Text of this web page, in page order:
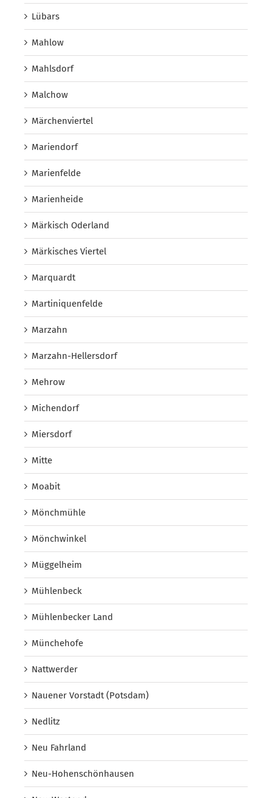
Lübars
Mahlow
Mahlsdorf
Malchow
Märchenviertel
Mariendorf
Marienfelde
Marienheide
Märkisch Oderland
Märkisches Viertel
Marquardt
Martiniquenfelde
Marzahn
Marzahn-Hellersdorf
Mehrow
Michendorf
Miersdorf
Mitte
Moabit
Mönchmühle
Mönchwinkel
Müggelheim
Mühlenbeck
Mühlenbecker Land
Münchehofe
Nattwerder
Nauener Vorstadt (Potsdam)
Nedlitz
Neu Fahrland
Neu-Hohenschönhausen